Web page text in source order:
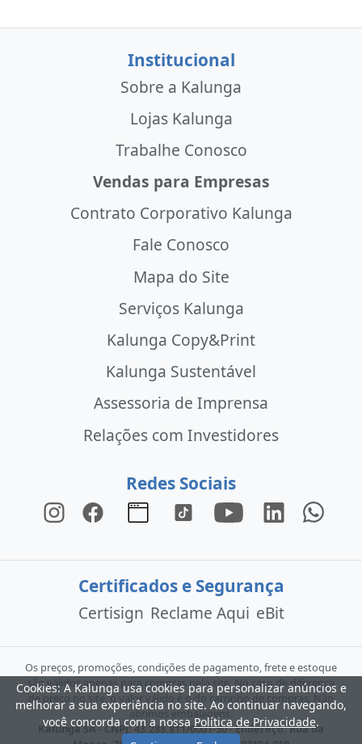
Institucional
Sobre a Kalunga
Lojas Kalunga
Trabalhe Conosco
Vendas para Empresas
Contrato Corporativo Kalunga
Fale Conosco
Mapa do Site
Serviços Kalunga
Kalunga Copy&Print
Kalunga Sustentável
Assessoria de Imprensa
Relações com Investidores
Redes Sociais
Certificados e Segurança
Certisign Reclame Aqui eBit
Os preços, promoções, condições de pagamento, frete e estoque
são válidos apenas para compras pelo site. No caso de diferença
de preço no site, o valor válido é o do carrinho de compras. Não
abrimos embalagens.
Kalunga SA - CNPJ: 43.283.811/0001-50 - Endereço: Rua da
Cookies: A Kalunga usa cookies para personalizar anúncios e
melhorar a sua experiência no site. Ao continuar navegando,
você concorda com a nossa Política de Privacidade.